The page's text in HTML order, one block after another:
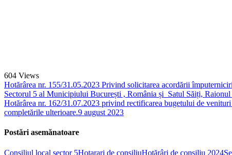
604 Views
Hotărârea nr. 155/31.05.2023 Privind solicitarea acordării
Sectorul 5 al Municipiului București , România și Satul Săiți,
Hotărârea nr. 162/31.07.2023 privind rectificarea bugetului de
completările ulterioare.9 august 2023
Postări asemănatoare
Consiliul local sector 5Hotarari de consiliuHotărâri de consiliu 2024